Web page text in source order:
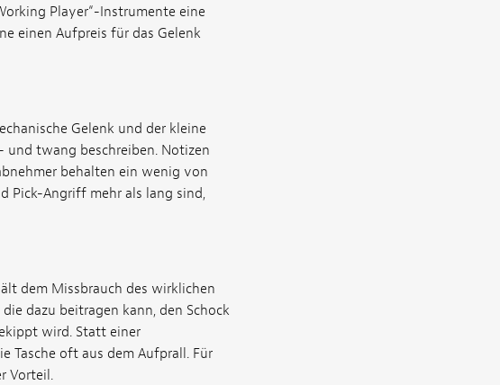
Player“-Instrumente eine
einen Aufpreis für das Gelenk
Gelenk und der kleine
und twang beschreiben. Notizen
behalten ein wenig von
Pick-Angriff mehr als lang sind,
dem Missbrauch des wirklichen
dazu beitragen kann, den Schock
wird. Statt einer
Tasche oft aus dem Aufprall. Für
Vorteil.